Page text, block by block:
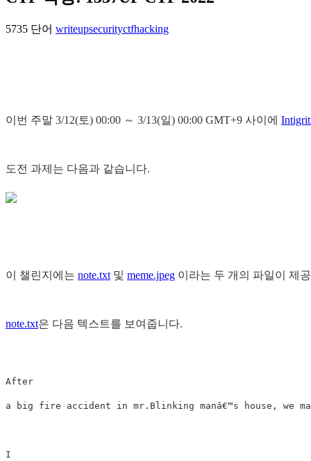
5735 단어 writeupsecurityctfhacking
이번 주말 3/12(토) 00:00 ～ 3/13(일) 00:00 GMT+9 사이에
도전 과제는 다음과 같습니다.
이 챌린지에는 note.txt 및 meme.jpeg 이라는 두 개의 파일이 제
note.txt은 다음 텍스트를 보여줍니다.
After
a big fire accident in mr.Blinking manâ€™s house, we
I